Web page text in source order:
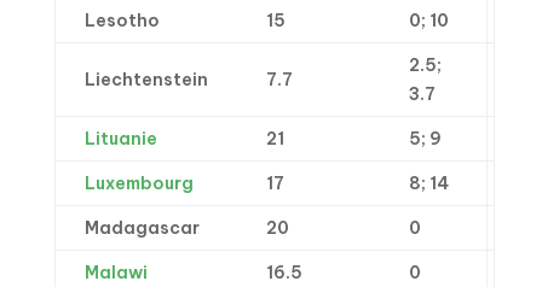
Lesotho 15 0; 10
Liechtenstein 7.7
2.5;
3.7
Lituanie 21 5; 9
Luxembourg 17 8; 14
Madagascar 20 0
Malawi 16.5 0